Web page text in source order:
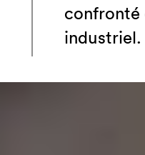
confronté
industriel.